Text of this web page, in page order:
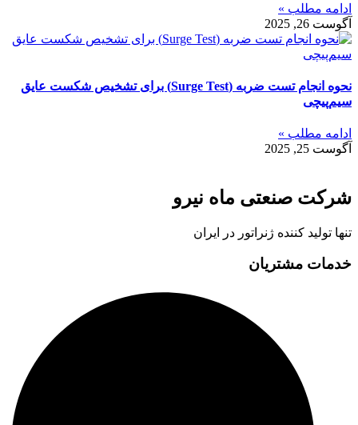
ادامه مطلب »
آگوست 26, 2025
نحوه انجام تست ضربه (Surge Test) برای تشخیص شکست عایق
سیم‌پیچی
ادامه مطلب »
آگوست 25, 2025
شرکت صنعتی ماه نیرو
تنها تولید کننده ژنراتور در ایران
خدمات مشتریان